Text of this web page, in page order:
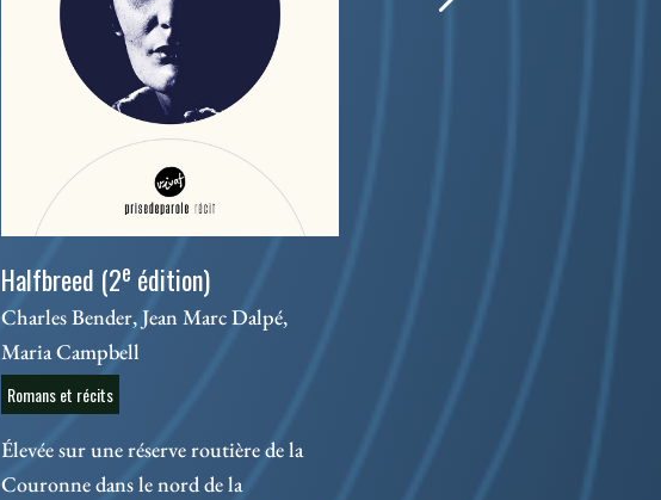
Halfbreed (2e édition)
Charles Bender, Jean Marc Dalpé,
Maria Campbell
Romans et récits
Élevée sur une réserve routière de la
Couronne dans le nord de la